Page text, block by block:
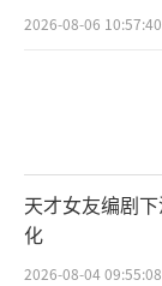
2026-08-06 10:57:40
天才女友编剧
化
2026-08-04 09:55:08